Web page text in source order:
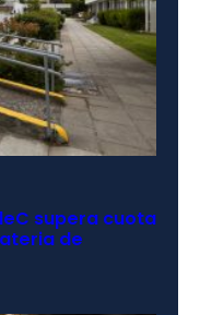
supera cuota
de